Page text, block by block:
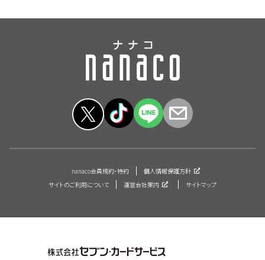
nanaco会員規約・特約
個人情報保護方針
サイトのご利用について
運営会社案内 サイトマップ